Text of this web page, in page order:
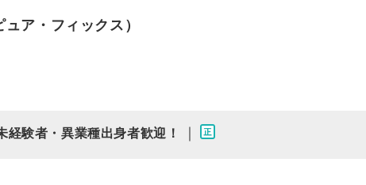
ア・フィックス）
験者・異業種出身者歓迎！